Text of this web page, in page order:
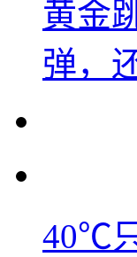
黄金
弹，
40℃